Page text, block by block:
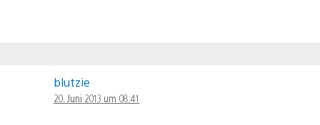
blutzie
20. Juni 2013 um 08:41